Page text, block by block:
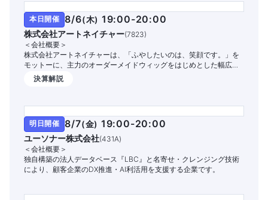
本日開催 8/6(木) 19:00-20:00
株式会社アートネイチャー(7823)
＜会社概要＞
株式会社アートネイチャーは、「ふやしたいのは、笑顔です。」を
モットーに、主力のオーダーメイドウィッグをはじめとした幅広い
商品・サービスを提供する国内シェアNo.1の総合毛髪企業です。
決算解説
明日開催 8/7(金) 19:00-20:00
ユーソナー株式会社(431A)
＜会社概要＞
独自構築の法人データベース『LBC』と名寄せ・クレンジング技術
により、顧客企業のDX推進・AI利活用を支援する企業です。